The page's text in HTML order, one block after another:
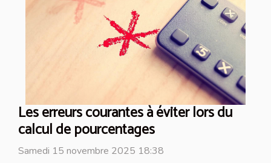
Les erreurs courantes à éviter lors du
calcul de pourcentages
Samedi 15 novembre 2025 18:38